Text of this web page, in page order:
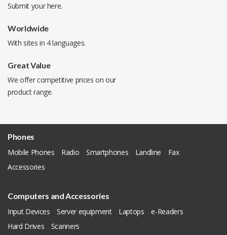
Submit yourhere.
Worldwide
With sites in 4 languages.
Great Value
We offer competitive prices on our
product range.
Phones
Mobile Phones
Radio Smartphones Landline
Fax
Accessories
Computers and Accessories
Input Devices
Server equipment Laptops
e-Readers
Hard Drives
Scanners